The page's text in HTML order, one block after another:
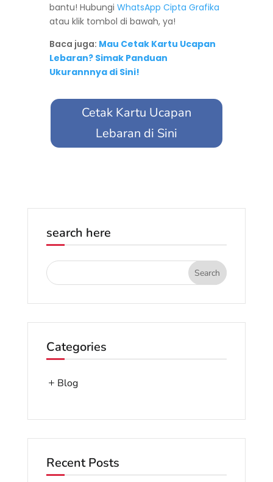
bantu! Hubungi WhatsApp Cipta Grafika
atau klik tombol di bawah, ya!
Baca juga: Mau Cetak Kartu Ucapan
Lebaran? Simak Panduan
Ukurannnya di Sini!
Cetak Kartu Ucapan
Lebaran di Sini
search here
Categories
Blog
Recent Posts